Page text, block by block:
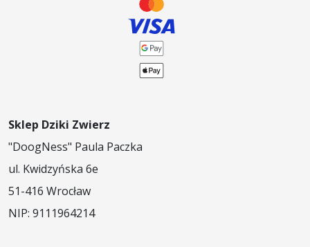
Sklep Dziki Zwierz
"DoogNess" Paula Paczka
ul. Kwidzyńska 6e
51-416 Wrocław
NIP: 9111964214